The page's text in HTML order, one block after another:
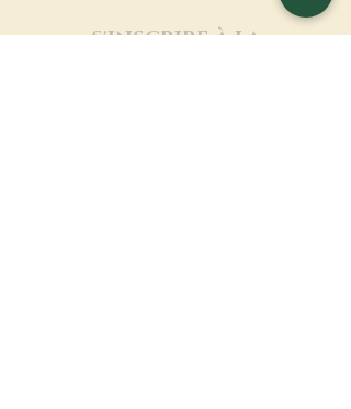
S'INSCRIRE À LA